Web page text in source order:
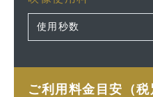
ご利用料金目安（税